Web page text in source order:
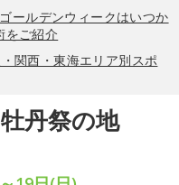
ールデンウィークはいつか
をご紹介
関西・東海エリア別スポ
丹祭の地